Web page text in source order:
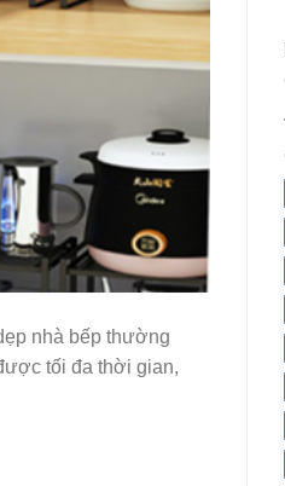
nhà bếp thường
tối đa thời gian,